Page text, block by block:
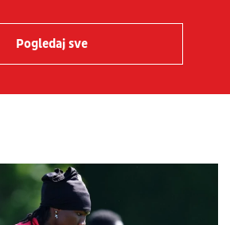
Pogledaj sve